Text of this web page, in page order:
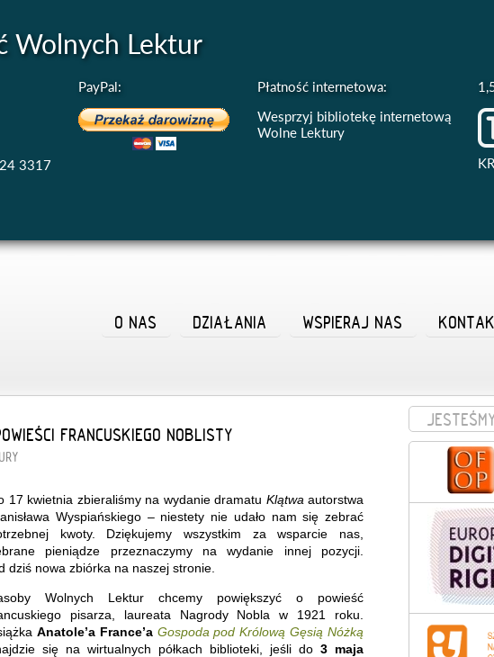
Wolnych Lektur
3317
PayPal:
Płatność internetowa:
Wesprzyj bibliotekę internetową
Wolne Lektury
WSPIERAJ NAS
DZIAŁANIA
O NAS
FRANCUSKIEGO NOBLISTY
17 kwietnia zbieraliśmy na wydanie dramatu Klątwa autorstwa
Wyspiańskiego – niestety nie udało nam się zebrać
kwoty. Dziękujemy wszystkim za wsparcie nas,
pieniądze przeznaczymy na wydanie innej pozycji.
dziś nowa zbiórka na naszej stronie.
Wolnych Lektur chcemy powiększyć o powieść
pisarza, laureata Nagrody Nobla w 1921 roku.
Anatole’a France’a Gospoda pod Królową Gęsią Nóżką
się na wirtualnych półkach biblioteki, jeśli do 3 maja